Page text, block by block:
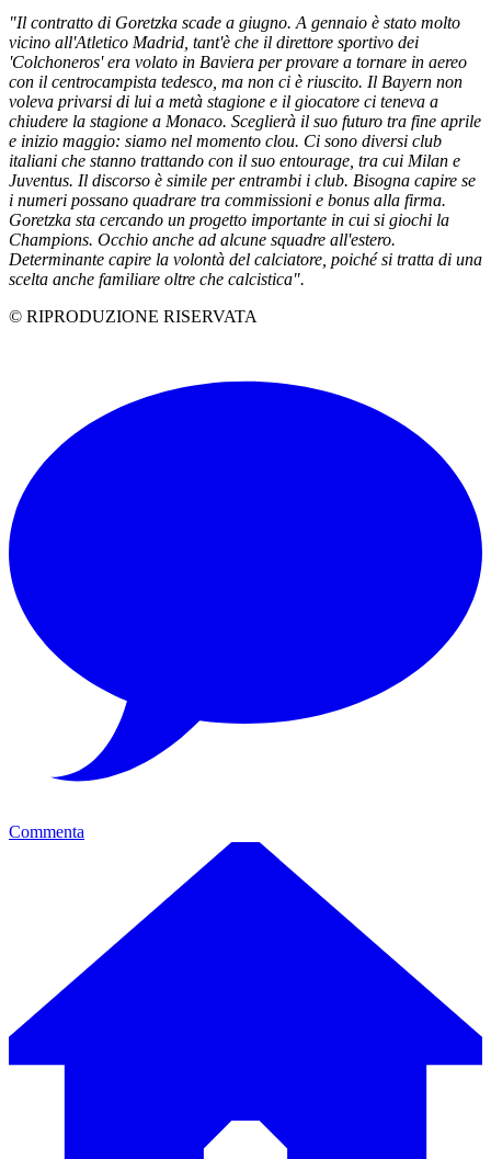
"Il contratto di Goretzka scade a giugno. A gennaio è stato molto
vicino all'Atletico Madrid, tant'è che il direttore sportivo dei
'Colchoneros' era volato in Baviera per provare a tornare in aereo
con il centrocampista tedesco, ma non ci è riuscito. Il Bayern non
voleva privarsi di lui a metà stagione e il giocatore ci teneva a
chiudere la stagione a Monaco. Sceglierà il suo futuro tra fine aprile
e inizio maggio: siamo nel momento clou. Ci sono diversi club
italiani che stanno trattando con il suo entourage, tra cui Milan e
Juventus. Il discorso è simile per entrambi i club. Bisogna capire se
i numeri possano quadrare tra commissioni e bonus alla firma.
Goretzka sta cercando un progetto importante in cui si giochi la
Champions. Occhio anche ad alcune squadre all'estero.
Determinante capire la volontà del calciatore, poiché si tratta di una
scelta anche familiare oltre che calcistica".
© RIPRODUZIONE RISERVATA
Commenta